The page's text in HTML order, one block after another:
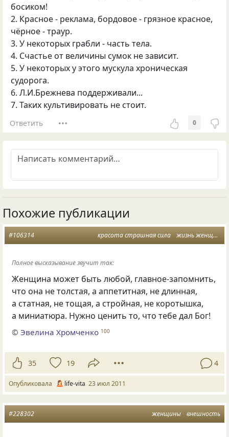
босиком!
2. Красное - реклама, бордовое - грязное красное,
чёрное - траур.
3. У некоторых грабли - часть тела.
4. Счастье от величины сумок не зависит.
5. У некоторых у этого мускула хроническая
судорога.
6. Л.И.Брежнева поддерживали...
7. Таких культивировать не стоит.
Ответить 0
Похожие публикации
красота страшная сила жизнь женщины
#106314
Полное высказывание звучит так:
Женщина может быть любой, главное-запомнить,
что она не толстая, а аппетитная, не длинная,
а статная, не тощая, а стройная, не коротышка,
а миниатюра. Нужно ценить то, что тебе дал Бог!
©Эвелина Хромченко 100
35 19 4
Опубликовала life-vita 23 июл 2011
женщины внешность
#228302